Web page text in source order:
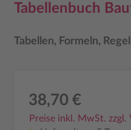
Tabellenbuch
Tabellen, Formeln,
38,70 €
Preise inkl. MwSt. zzgl.